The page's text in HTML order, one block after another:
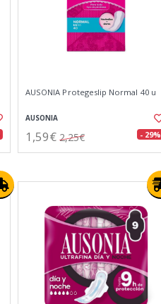
AUSONIA Protegeslip Normal 40 u
AUSONIA
1,59€ 2,25€ - 29%